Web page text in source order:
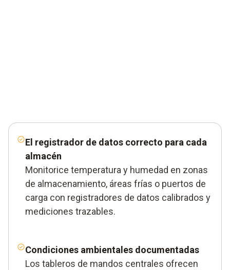
El registrador de datos correcto para cada
almacén
Monitorice temperatura y humedad en zonas
de almacenamiento, áreas frías o puertos de
carga con registradores de datos calibrados y
mediciones trazables.
Condiciones ambientales documentadas
Los tableros de mandos centrales ofrecen